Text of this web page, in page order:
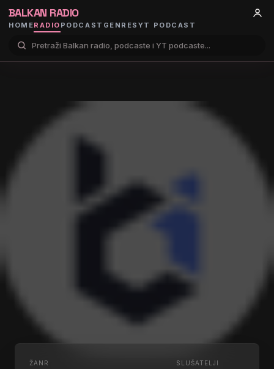
BALKAN RADIO
HOMERADIO PODCAST GENRES YT PODCAST
UŽIVO
ŽANR SLUŠATELJI